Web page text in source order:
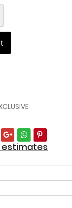
estimates